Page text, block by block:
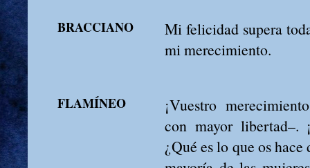
BRACCIANO
Mi felicidad supera
mi merecimiento.
FLAMÍNEO
¡Vuestro
con mayor libertad–.
¿Qué es lo que os